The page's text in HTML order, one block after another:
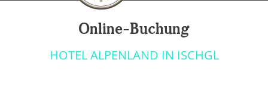
Online-Buchung
HOTEL ALPENLAND IN ISCHGL